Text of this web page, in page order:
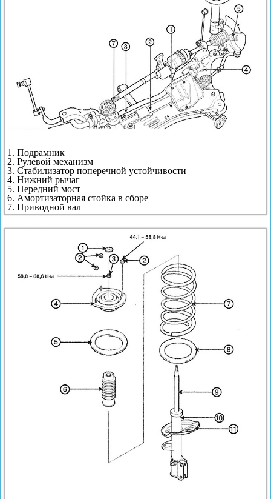
1. Подрамник
2. Рулевой механизм
3. Стабилизатор поперечной устойчивости
4. Нижний рычаг
5. Передний мост
6. Амортизаторная стойка в сборе
7. Приводной вал